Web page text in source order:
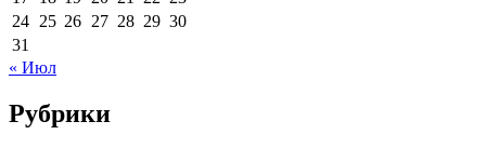
24 25 26 27 28 29 30
31
« Июл
Рубрики